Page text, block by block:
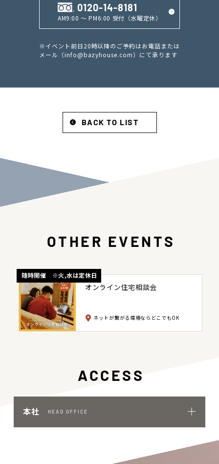
0120-14-8181
AM9:00 ～ PM6:00 受付（水曜定休）
※イベント前日20時以降のご予約はお電話または
メール（info@bazyhouse.com）にて承ります
BACK TO LIST
OTHER EVENTS
随時開催 ※火,水は定休日
オンライン住宅相談会
ネットが繋がる環境ならどこでもOK
ACCESS
本社 HEAD OFFICE